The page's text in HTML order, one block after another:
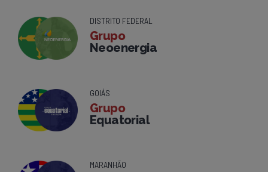
DISTRITO FEDERAL
Grupo
Neoenergia
GOIÁS
Grupo
Equatorial
MARANHÃO